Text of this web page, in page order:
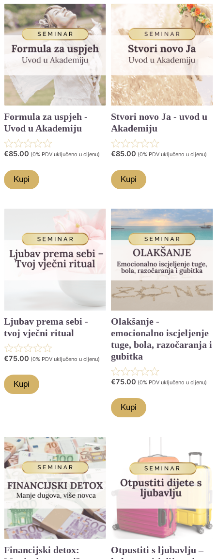
5
Formula za uspjeh -
Uvod u Akademiju
Rated
out
€85.00 (0% PDV uključeno u cijenu)
Kupi
Stvori novo Ja - uvod u
Akademiju
Rated
out
5
€85.00 (0% PDV uključeno u cijenu)
Kupi
Ljubav prema sebi -
tvoj vječni ritual
Rated
out
€75.00 (0% PDV uključeno u cijenu)
Kupi
Olakšanje -
emocionalno iscjeljenje
tuge, bola, razočaranja i
gubitka
Rated
out
€75.00 (0% PDV uključeno u cijenu)
Kupi
Financijski detox:
Otpustiti s ljubavlju –